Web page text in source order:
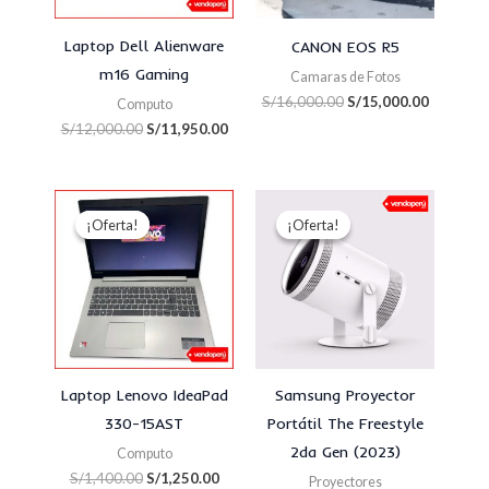
Laptop Dell Alienware
m16 Gaming
Computo
S/12,000.00 S/11,950.00
CANON EOS R5
Camaras de Fotos
S/16,000.00 S/15,000.00
¡Oferta!
¡Oferta!
Laptop Lenovo IdeaPad
330-15AST
Computo
S/1,400.00
El
precio
original
era:
S/1,400.00.
S/1,250.00
El
S/1,250.00.
¡Oferta!
¡Oferta!
Samsung Proyector
Portátil The Freestyle
2da Gen (2023)
Proyectores
precio
original
era:
S/4,300.00.
El
precio